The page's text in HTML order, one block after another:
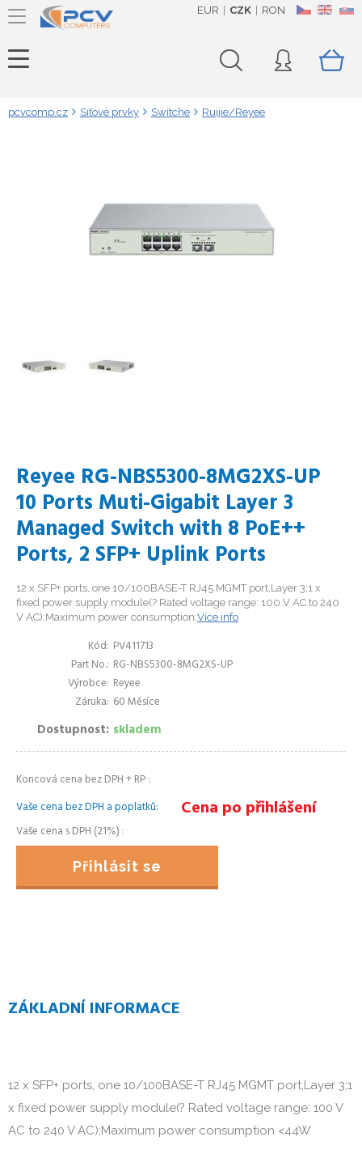
CZ EN SK
EUR CZK RON
pcvcomp.cz Síťové prvky Switche Ruijie/Reyee
Reyee RG-NBS5300-8MG2XS-UP
10 Ports Muti-Gigabit Layer 3
Managed Switch with 8 PoE++
Ports, 2 SFP+ Uplink Ports
12 x SFP+ ports, one 10/100BASE-T RJ45 MGMT port,Layer 3;1 x
fixed power supply module(? Rated voltage range: 100 V AC to 240
V AC);Maximum power consumption;Více info
Kód PV411713
Part No. RG-NBS5300-8MG2XS-UP
Výrobce Reyee
Záruka 60 Měsíce
Dostupnost skladem
Koncová cena bez DPH + RP
Vaše cena bez DPH a poplatků
Cena po přihlášení
Vaše cena s DPH (21%)
Přihlásit se
ZÁKLADNÍ INFORMACE
12 x SFP+ ports, one 10/100BASE-T RJ45 MGMT port,Layer 3;1
x fixed power supply module(? Rated voltage range: 100 V
AC to 240 V AC);Maximum power consumption <44W